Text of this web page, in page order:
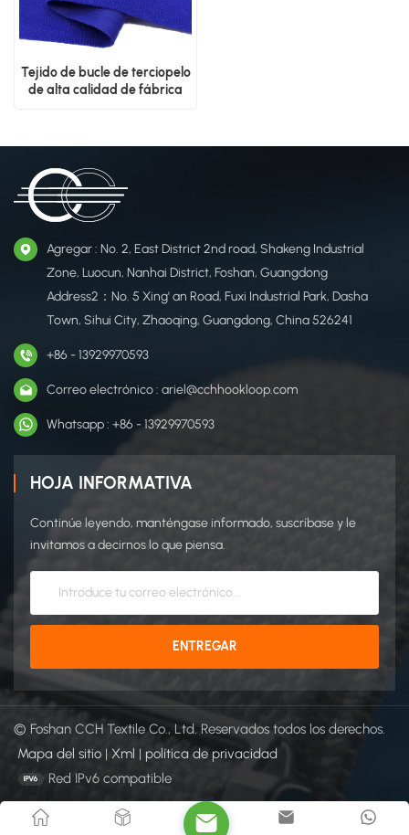
Tejido de bucle de terciopelo
de alta calidad de fábrica
Agregar : No. 2, East District 2nd road, Shakeng Industrial
Zone, Luocun, Nanhai District, Foshan, Guangdong
Address2：No. 5 Xing' an Road, Fuxi Industrial Park, Dasha
Town, Sihui City, Zhaoqing, Guangdong, China 526241
+86 - 13929970593
Correo electrónico : ariel@cchhookloop.com
Whatsapp : +86 - 13929970593
HOJA INFORMATIVA
Continúe leyendo, manténgase informado, suscríbase y le
invitamos a decirnos lo que piensa.
© Foshan CCH Textile Co., Ltd. Reservados todos los derechos.
Mapa del sitio | Xml | política de privacidad
Red IPv6 compatible